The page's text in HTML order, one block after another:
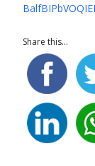
Share this...